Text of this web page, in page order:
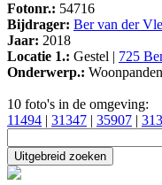
Fotonr.: 54716
Bijdrager: Ber van der
Jaar: 2018
Locatie 1.: Gestel | 725
Onderwerp.:
10 foto's in de omgeving:
11494
31347 35907